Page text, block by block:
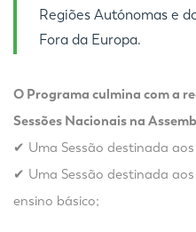
Regiões Autónomas e
Fora da Europa.
O Programa culmina com a
Sessões Nacionais na
✔ Uma Sessão destinada
✔ Uma Sessão destinada
ensino básico;